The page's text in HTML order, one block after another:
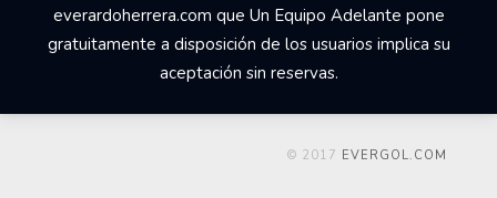
everardoherrera.com que Un Equipo Adelante pone
gratuitamente a disposición de los usuarios implica su
aceptación sin reservas.
© 2017 EVERGOL.COM